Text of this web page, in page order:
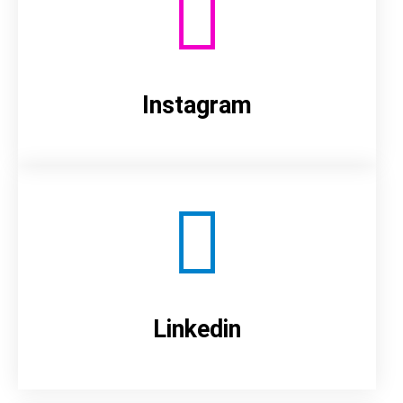
Instagram
Linkedin